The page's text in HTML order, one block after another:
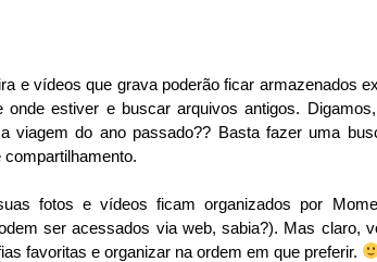
e vídeos que grava poderão ficar armazenados
onde estiver e buscar arquivos antigos.
viagem do ano passado?? Basta fazer uma
fotos e vídeos ficam organizados por
ser acessados via web, sabia?). Mas claro,
favoritas e organizar na ordem em que preferir.